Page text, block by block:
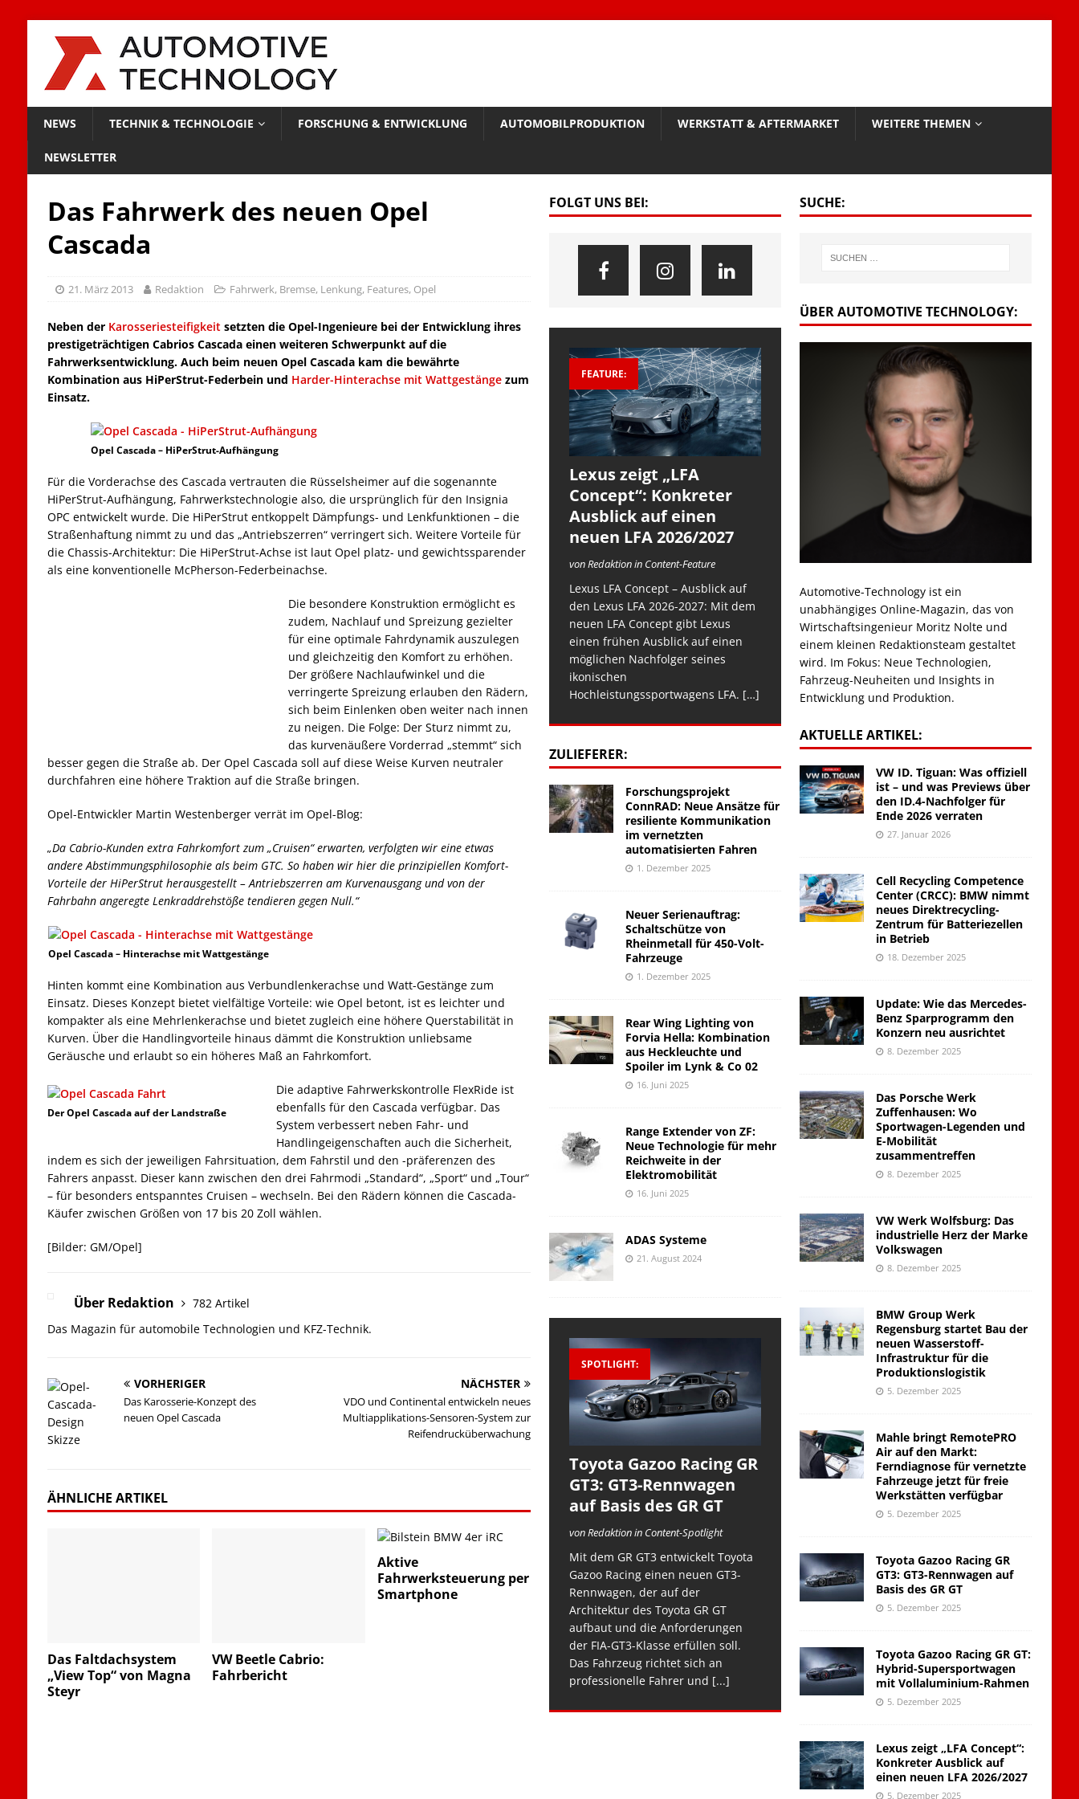
NEWS TECHNIK & TECHNOLOGIE FORSCHUNG & ENTWICKLUNG AUTOMOBILPRODUKTION WERKSTATT & AFTERMARKET WEITERE THEMEN
NEWSLETTER
Das Fahrwerk des neuen Opel
Cascada
21. März 2013 Redaktion Fahrwerk, Bremse, Lenkung, Features, Opel
Neben der Karosseriesteifigkeitsetzten die Opel-Ingenieure bei der Entwicklung ihres
prestigeträchtigen Cabrios Cascada einen weiteren Schwerpunkt auf die
Fahrwerksentwicklung. Auch beim neuen Opel Cascada kam die bewährte
Kombination aus HiPerStrut-Federbein und Harder-Hinterachse mit Wattgestängezum
Einsatz.
Opel Cascada – HiPerStrut-Aufhängung
Für die Vorderachse des Cascada vertrauten die Rüsselsheimer auf die sogenannte
HiPerStrut-Aufhängung, Fahrwerkstechnologie also, die ursprünglich für den Insignia
OPC entwickelt wurde. Die HiPerStrut entkoppelt Dämpfungs- und Lenkfunktionen – die
Straßenhaftung nimmt zu und das „Antriebszerren“ verringert sich. Weitere Vorteile für
die Chassis-Architektur: Die HiPerStrut-Achse ist laut Opel platz- und gewichtssparender
als eine konventionelle McPherson-Federbeinachse.
Die besondere Konstruktion ermöglicht es
zudem, Nachlauf und Spreizung gezielter
für eine optimale Fahrdynamik auszulegen
und gleichzeitig den Komfort zu erhöhen.
Der größere Nachlaufwinkel und die
verringerte Spreizung erlauben den Rädern,
sich beim Einlenken oben weiter nach innen
zu neigen. Die Folge: Der Sturz nimmt zu,
das kurvenäußere Vorderrad „stemmt“ sich
besser gegen die Straße ab. Der Opel Cascada soll auf diese Weise Kurven neutraler
durchfahren eine höhere Traktion auf die Straße bringen.
Opel-Entwickler Martin Westenberger verrät im Opel-Blog:
„Da Cabrio-Kunden extra Fahrkomfort zum „Cruisen“ erwarten, verfolgten wir eine etwas
andere Abstimmungsphilosophie als beim GTC. So haben wir hier die prinzipiellen Komfort-
Vorteile der HiPerStrut herausgestellt – Antriebszerren am Kurvenausgang und von der
Fahrbahn angeregte Lenkraddrehstöße tendieren gegen Null.“
Opel Cascada – Hinterachse mit Wattgestänge
Hinten kommt eine Kombination aus Verbundlenkerachse und Watt-Gestänge zum
Einsatz. Dieses Konzept bietet vielfältige Vorteile: wie Opel betont, ist es leichter und
kompakter als eine Mehrlenkerachse und bietet zugleich eine höhere Querstabilität in
Kurven. Über die Handlingvorteile hinaus dämmt die Konstruktion unliebsame
Geräusche und erlaubt so ein höheres Maß an Fahrkomfort.
Der Opel Cascada auf der Landstraße
Die adaptive Fahrwerkskontrolle FlexRide ist
ebenfalls für den Cascada verfügbar. Das
System verbessert neben Fahr- und
Handlingeigenschaften auch die Sicherheit,
indem es sich der jeweiligen Fahrsituation, dem Fahrstil und den -präferenzen des
Fahrers anpasst. Dieser kann zwischen den drei Fahrmodi „Standard“, „Sport“ und „Tour“
– für besonders entspanntes Cruisen – wechseln. Bei den Rädern können die Cascada-
Käufer zwischen Größen von 17 bis 20 Zoll wählen.
[Bilder: GM/Opel]
Über Redaktion
782 Artikel
Das Magazin für automobile Technologien und KFZ-Technik.
VORHERIGER
Das Karosserie-Konzept des
neuen Opel Cascada
NÄCHSTER
VDO und Continental entwickeln neues
Multiapplikations-Sensoren-System zur
Reifendrucküberwachung
ÄHNLICHE ARTIKEL
Das Faltdachsystem
„View Top“ von Magna
Steyr
VW Beetle Cabrio:
Fahrbericht
Aktive
Fahrwerksteuerung per
Smartphone
FOLGT UNS BEI:
FEATURE:
Lexus zeigt „LFA
Concept“: Konkreter
Ausblick auf einen
neuen LFA 2026/2027
von Redaktion in Content-Feature
Lexus LFA Concept – Ausblick auf
den Lexus LFA 2026-2027: Mit dem
neuen LFA Concept gibt Lexus
einen frühen Ausblick auf einen
möglichen Nachfolger seines
ikonischen
Hochleistungssportwagens LFA. […]
ZULIEFERER:
Forschungsprojekt
ConnRAD: Neue Ansätze für
resiliente Kommunikation
im vernetzten
automatisierten Fahren
1. Dezember 2025
Neuer Serienauftrag:
Schaltschütze von
Rheinmetall für 450-Volt-
Fahrzeuge
1. Dezember 2025
Rear Wing Lighting von
Forvia Hella: Kombination
aus Heckleuchte und
Spoiler im Lynk & Co 02
16. Juni 2025
Range Extender von ZF:
Neue Technologie für mehr
Reichweite in der
Elektromobilität
16. Juni 2025
ADAS Systeme
21. August 2024
SPOTLIGHT:
Toyota Gazoo Racing GR
GT3: GT3-Rennwagen
auf Basis des GR GT
von Redaktion in Content-Spotlight
Mit dem GR GT3 entwickelt Toyota
Gazoo Racing einen neuen GT3-
Rennwagen, der auf der
Architektur des Toyota GR GT
aufbaut und die Anforderungen
der FIA-GT3-Klasse erfüllen soll.
Das Fahrzeug richtet sich an
professionelle Fahrer und [...]
SUCHE:
ÜBER AUTOMOTIVE TECHNOLOGY:
Automotive-Technology ist ein
unabhängiges Online-Magazin, das von
Wirtschaftsingenieur Moritz Nolte und
einem kleinen Redaktionsteam gestaltet
wird. Im Fokus: Neue Technologien,
Fahrzeug-Neuheiten und Insights in
Entwicklung und Produktion.
AKTUELLE ARTIKEL:
VW ID. Tiguan: Was offiziell
ist – und was Previews über
den ID.4-Nachfolger für
Ende 2026 verraten
27. Januar 2026
Cell Recycling Competence
Center (CRCC): BMW nimmt
neues Direktrecycling-
Zentrum für Batteriezellen
in Betrieb
18. Dezember 2025
Update: Wie das Mercedes-
Benz Sparprogramm den
Konzern neu ausrichtet
8. Dezember 2025
Das Porsche Werk
Zuffenhausen: Wo
Sportwagen-Legenden und
E-Mobilität
zusammentreffen
8. Dezember 2025
VW Werk Wolfsburg: Das
industrielle Herz der Marke
Volkswagen
8. Dezember 2025
BMW Group Werk
Regensburg startet Bau der
neuen Wasserstoff-
Infrastruktur für die
Produktionslogistik
5. Dezember 2025
Mahle bringt RemotePRO
Air auf den Markt:
Ferndiagnose für vernetzte
Fahrzeuge jetzt für freie
Werkstätten verfügbar
5. Dezember 2025
Toyota Gazoo Racing GR
GT3: GT3-Rennwagen auf
Basis des GR GT
5. Dezember 2025
Toyota Gazoo Racing GR GT:
Hybrid-Supersportwagen
mit Vollaluminium-Rahmen
5. Dezember 2025
Lexus zeigt „LFA Concept“:
Konkreter Ausblick auf
einen neuen LFA 2026/2027
5. Dezember 2025